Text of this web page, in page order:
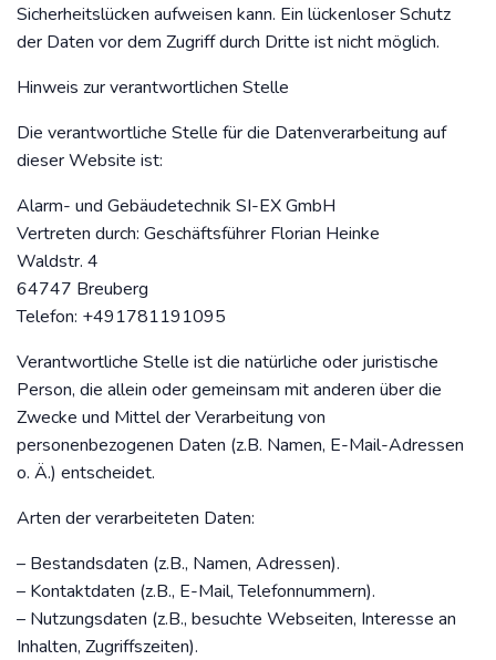
Sicherheitslücken aufweisen kann. Ein lückenloser Schutz
der Daten vor dem Zugriff durch Dritte ist nicht möglich.
Hinweis zur verantwortlichen Stelle
Die verantwortliche Stelle für die Datenverarbeitung auf
dieser Website ist:
Alarm- und Gebäudetechnik SI-EX GmbH
Vertreten durch: Geschäftsführer Florian Heinke
Waldstr. 4
64747 Breuberg
Telefon: +491781191095
Verantwortliche Stelle ist die natürliche oder juristische
Person, die allein oder gemeinsam mit anderen über die
Zwecke und Mittel der Verarbeitung von
personenbezogenen Daten (z.B. Namen, E-Mail-Adressen
o. Ä.) entscheidet.
Arten der verarbeiteten Daten:
– Bestandsdaten (z.B., Namen, Adressen).
– Kontaktdaten (z.B., E-Mail, Telefonnummern).
– Nutzungsdaten (z.B., besuchte Webseiten, Interesse an
Inhalten, Zugriffszeiten).